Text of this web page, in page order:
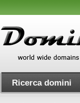
Ricerca domini